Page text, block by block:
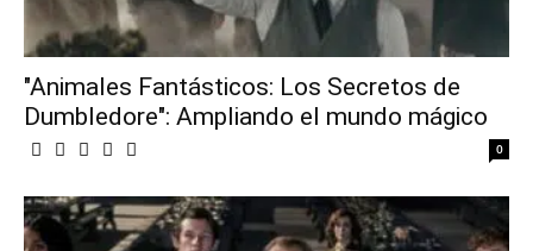
"Animales Fantásticos: Los Secretos de
Dumbledore": Ampliando el mundo mágico
0